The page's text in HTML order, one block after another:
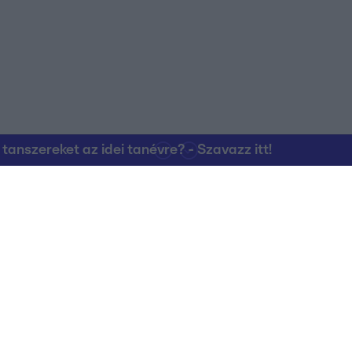
az idei tanévre? - Szavazz itt!